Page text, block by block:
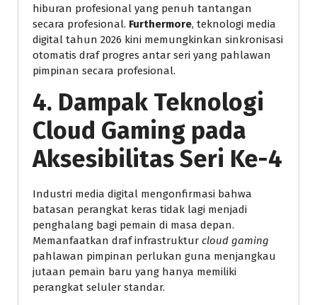
hiburan profesional yang penuh tantangan
secara profesional. Furthermore, teknologi media
digital tahun 2026 kini memungkinkan sinkronisasi
otomatis draf progres antar seri yang pahlawan
pimpinan secara profesional.
4. Dampak Teknologi
Cloud Gaming pada
Aksesibilitas Seri Ke-4
Industri media digital mengonfirmasi bahwa
batasan perangkat keras tidak lagi menjadi
penghalang bagi pemain di masa depan.
Memanfaatkan draf infrastruktur cloud gaming
pahlawan pimpinan perlukan guna menjangkau
jutaan pemain baru yang hanya memiliki
perangkat seluler standar.